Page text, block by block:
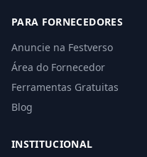
PARA FORNECEDORES
Anuncie na Festverso
Área do Fornecedor
Ferramentas Gratuitas
Blog
INSTITUCIONAL